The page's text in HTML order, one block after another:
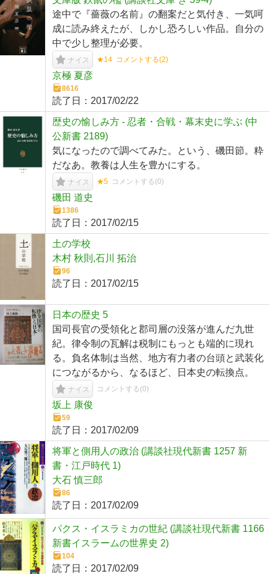
途中で『薔薇の名前』の翻案だと気付き、一気呵
成に読み終えたが、しかし恐ろしい作品。自分の
中で少し整理が必要。
ナイス ★14 コメントする(2)
京極 夏彦
8616
読了日： 2017/02/22
歴史の愉しみ方 - 忍者・合戦・幕末史に学ぶ (中
公新書 2189)
気になったので調べてみた。という、磯田節。粋
だなあ。教養は人生を豊かにする。
ナイス ★5 コメントする(0)
磯田 道史
1386
読了日： 2017/02/15
土の学校
木村 秋則,石川 拓治
96
読了日： 2017/02/15
日本の歴史 5
国司長官の受領化と郡司層の没落が進んだ九世
紀。律令制の瓦解は税制にもっとも端的に現れ
る。負名体制は当然、地方有力者の台頭と武装化
につながるから、なるほど、日本史の転換点。
ナイス コメントする(0)
坂上 康俊
59
読了日： 2017/02/09
将軍と側用人の政治 (講談社現代新書 1257 新
書・江戸時代 1)
大石 慎三郎
86
読了日： 2017/02/09
パクス・イスラミカの世紀 (講談社現代新書 1166
新書イスラームの世界史 2)
104
読了日： 2017/02/09